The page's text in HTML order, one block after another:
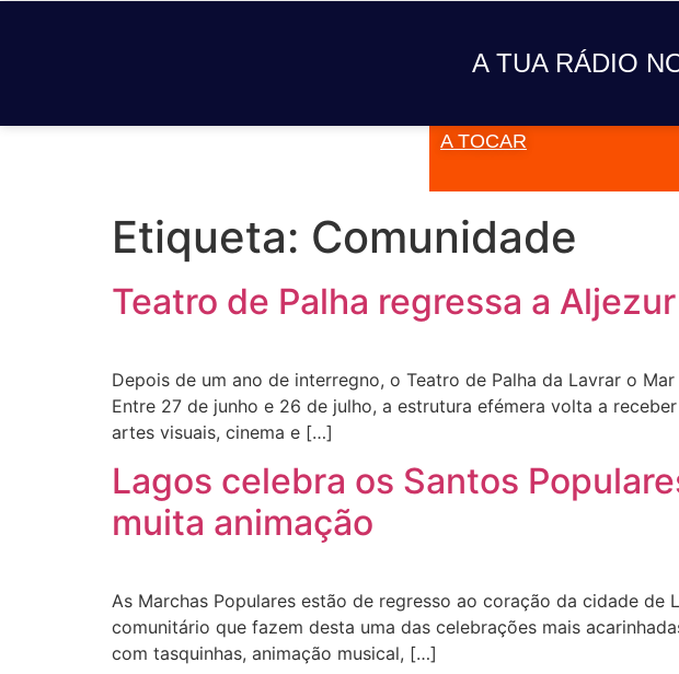
A TUA RÁDIO
A TUA
A TOCAR
Etiqueta: Comunidade
Teatro de Palha regressa a
Depois de um ano de interregno, o Teatro de Palha da Lavrar o
Entre 27 de junho e 26 de julho, a estrutura efémera volta a
artes visuais, cinema e […]
Lagos celebra os Santos
muita animação
As Marchas Populares estão de regresso ao coração da cidade
comunitário que fazem desta uma das celebrações mais
com tasquinhas, animação musical, […]